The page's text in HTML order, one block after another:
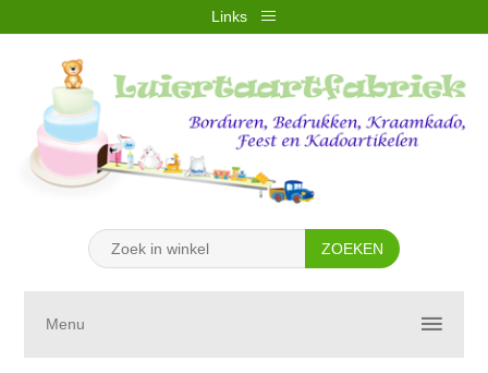
Links
REGISTREREN
WINKELWAGEN (0)
Menu